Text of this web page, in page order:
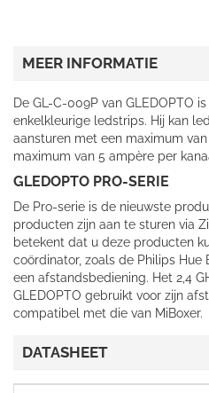
MEER INFORMATIE
De GL-C-009P van GLEDOPTO
enkelkleurige ledstrips. Hij kan
aansturen met een maximum
maximum van 5 ampère per
GLEDOPTO PRO-SERIE
De Pro-serie is de nieuwste
producten zijn aan te sturen via
betekent dat u deze producten
coördinator, zoals de Philips Hue
een afstandsbediening. Het 2,4
GLEDOPTO gebruikt voor zijn
compatibel met die van MiBoxer.
DATASHEET